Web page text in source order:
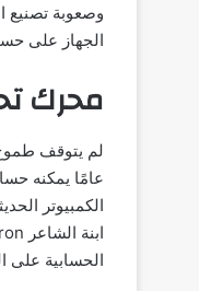
الجهاز على
محرك
لم يتوقف
عامًا يمكنه
الحسابية على